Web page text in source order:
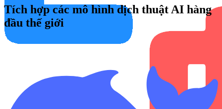
Tích hợp các mô hình dịch thuật AI hàng
đầu thế giới